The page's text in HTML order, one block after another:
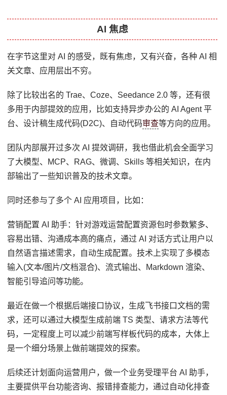
AI 焦虑
在字节这里对 AI 的感受，既有焦虑，又有兴奋，各种 AI 相
关文章、应用层出不穷。
除了比较出名的 Trae、Coze、Seedance 2.0 等，还有很
多用于内部提效的应用，比如支持异步办公的 AI Agent 平
台、设计稿生成代码(D2C)、自动代码审查等方向的应用。
团队内部展开过多次 AI 提效调研，我也借此机会全面学习
了大模型、MCP、RAG、微调、Skills 等相关知识，在内
部输出了一些知识普及的技术文章。
同时还参与了多个 AI 应用项目，比如：
营销配置 AI 助手：针对游戏运营配置资源包时参数繁多、
容易出错、沟通成本高的痛点，通过 AI 对话方式让用户以
自然语言描述需求，自动生成配置。技术上实现了多模态
输入(文本/图片/文档混合)、流式输出、Markdown 渲染、
智能引导追问等功能。
最近在做一个根据后端接口协议，生成飞书接口文档的需
求，还可以通过大模型生成前端 TS 类型、请求方法等代
码，一定程度上可以减少前端写样板代码的成本，大体上
是一个细分场景上做前端提效的探索。
后续还计划面向运营用户，做一个业务受理平台 AI 助手，
主要提供平台功能咨询、报错排查能力，通过自动化排查